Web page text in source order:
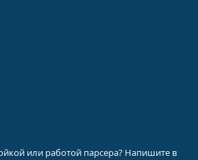
или работой парсера? Напишите в